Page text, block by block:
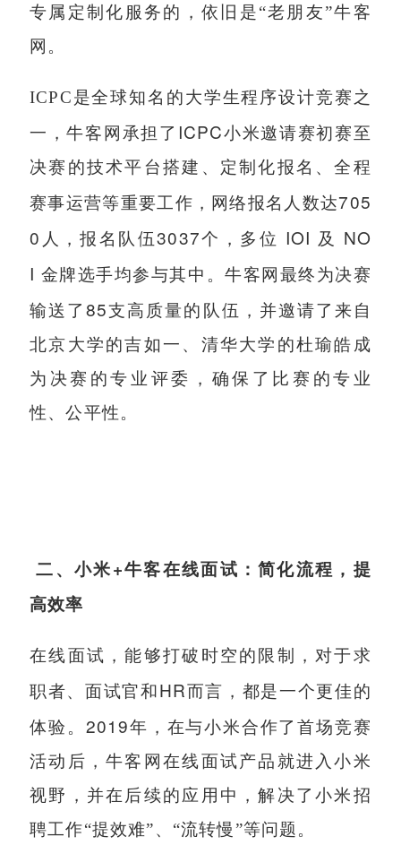
专属定制化服务的，依旧是“老朋友”牛客
网。
ICPC是全球知名的大学生程序设计竞赛之
一，牛客网承担了 ICPC小米邀请赛初赛至
决赛的技术平台搭建、定制化报名、全程
赛事运营等重要工作，网络报名人数达705
0 人，报名队伍3037个，多位 IOI 及
NO
I 金牌选手均参与其中。牛客网最终为决赛
输送了85支高质量的队伍，并邀请了来自
北京大学的吉如一、清华大学的杜瑜皓成
为决赛的专业评委，确保了比赛的专业
性、公平性。
二、小米+牛客在线面试：简化流程，提
高效率
在线面试，能够打破时空的限制，对于求
职者、面试官和 HR而言，都是一个更佳的
体验。 2019年，在与小米合作了首场竞赛
活动后，牛客网在线面试产品就进入小米
视野，并在后续的应用中，解决了小米招
聘工作“提效难”、“流转慢”等问题。